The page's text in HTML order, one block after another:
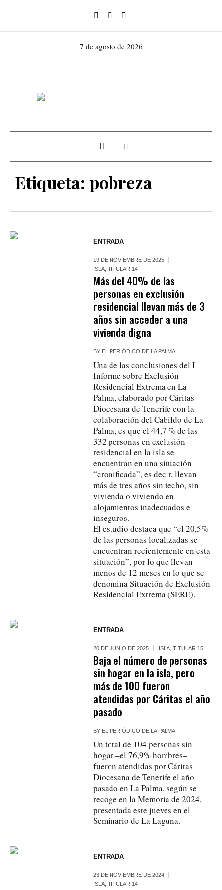
7 de agosto de 2026
Etiqueta: pobreza
ENTRADA
19 DE NOVIEMBRE DE 2025
ISLA ,TITULAR 14
Más del 40% de las
personas en exclusión
residencial llevan más de 3
años sin acceder a una
vivienda digna
BY EL PERIÓDICO DE LA PALMA
Una de las conclusiones del I
Informe sobre Exclusión
Residencial Extrema en La
Palma, elaborado por Cáritas
Diocesana de Tenerife con la
colaboración del Cabildo de La
Palma, es que el 44,7 % de las
332 personas en exclusión
residencial en la isla se
encuentran en una situación
“cronificada”, es decir, llevan
más de tres años sin techo, sin
vivienda o viviendo en
alojamientos inadecuados e
inseguros.
El estudio destaca que “el 20,5%
de las personas localizadas se
encuentran recientemente en esta
situación”, por lo que llevan
menos de 12 meses en lo que se
denomina Situación de Exclusión
Residencial Extrema (SERE).
ENTRADA
20 DE JUNIO DE 2025 ISLA ,TITULAR 15
Baja el número de personas
sin hogar en la isla, pero
más de 100 fueron
atendidas por Cáritas el año
pasado
BY EL PERIÓDICO DE LA PALMA
Un total de 104 personas sin
hogar –el 76,9% hombres–
fueron atendidas por Cáritas
Diocesana de Tenerife el año
pasado en La Palma, según se
recoge en la Memoria de 2024,
presentada este jueves en el
Seminario de La Laguna.
ENTRADA
23 DE NOVIEMBRE DE 2024
ISLA ,TITULAR 14